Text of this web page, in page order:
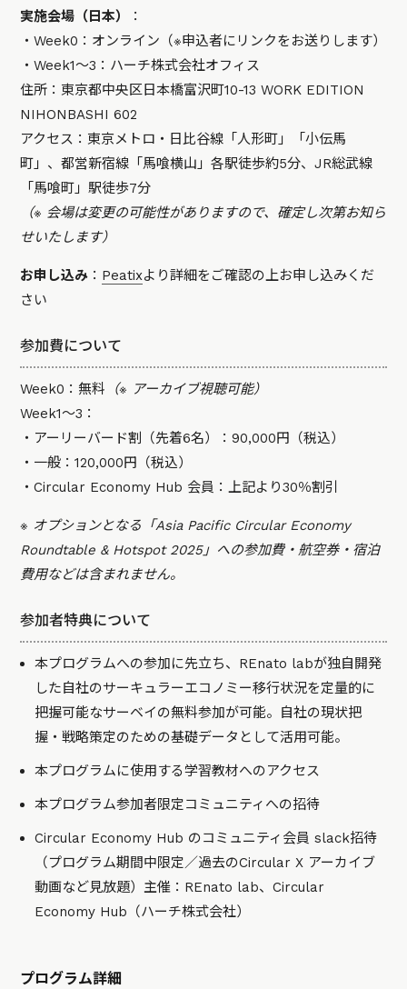
実施会場（日本）
：
・Week0：オンライン（※申込者にリンクをお送りします）
・Week1〜3：ハーチ株式会社オフィス
住所：東京都中央区日本橋富沢町10-13 WORK EDITION
NIHONBASHI 602
アクセス：東京メトロ・日比谷線「人形町」「小伝馬
町」、都営新宿線「馬喰横山」各駅徒歩約5分、JR総武線
「馬喰町」駅徒歩7分
（※ 会場は変更の可能性がありますので、確定し次第お知ら
せいたします）
お申し込み ： Peatixより詳細をご確認の上お申し込みくだ
さい
参加費について
Week0：無料 （※ アーカイブ視聴可能）
Week1〜3：
・アーリーバード割（先着6名）：90,000円（税込）
・一般：120,000円（税込）
・Circular Economy Hub 会員：上記より30％割引
※ オプションとなる「Asia Pacific Circular Economy
Roundtable & Hotspot 2025」への参加費・航空券・宿泊
費用などは含まれません。
参加者特典について
本プログラムへの参加に先立ち、REnato labが独自開発
した自社のサーキュラーエコノミー移行状況を定量的に
把握可能なサーベイの無料参加が可能。自社の現状把
握・戦略策定のための基礎データとして活用可能。
本プログラムに使用する学習教材へのアクセス
本プログラム参加者限定コミュニティへの招待
Circular Economy Hub のコミュニティ会員 slack招待
（プログラム期間中限定／過去のCircular X アーカイブ
動画など見放題）主催：REnato lab、Circular
Economy Hub（ハーチ株式会社）
プログラム詳細